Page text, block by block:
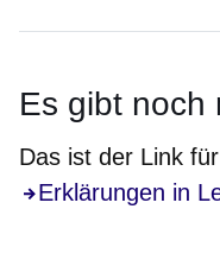
Es gibt noch
Das ist der Link
Erklärungen in